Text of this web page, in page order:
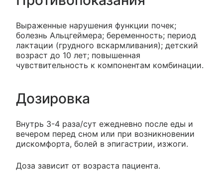
Выраженные нарушения функции почек;
болезнь Альцгеймера; беременность; период
лактации (грудного вскармливания); детский
возраст до 10 лет; повышенная
чувствительность к компонентам комбинации.
Дозировка
Внутрь 3-4 раза/сут ежедневно после еды и
вечером перед сном или при возникновении
дискомфорта, болей в эпигастрии, изжоги.
Доза зависит от возраста пациента.